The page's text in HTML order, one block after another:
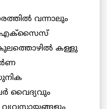
വന്നാലും
എക്സൈസ്
കള്ളു
വൈദ്യവും